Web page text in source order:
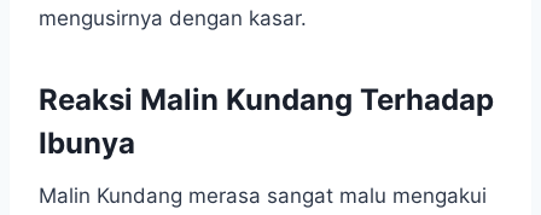
mengusirnya dengan kasar.
Reaksi Malin Kundang Terhadap
Ibunya
Malin Kundang merasa sangat malu mengakui